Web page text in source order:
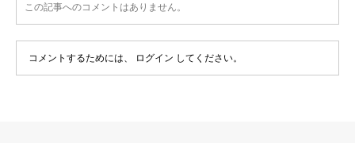
この記事へのコメントはありません。
コメントするためには、 ログイン してください。